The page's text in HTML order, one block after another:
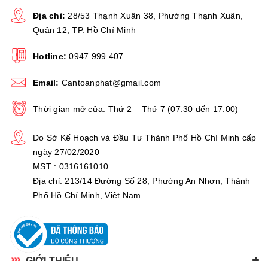
Địa chỉ: 28/53 Thạnh Xuân 38, Phường Thạnh Xuân,
Quận 12, TP. Hồ Chí Minh
Hotline: 0947.999.407
Email: Cantoanphat@gmail.com
Thời gian mở cửa: Thứ 2 – Thứ 7 (07:30 đến 17:00)
Do Sở Kế Hoạch và Đầu Tư Thành Phố Hồ Chí Minh cấp
ngày 27/02/2020
MST : 0316161010
Địa chỉ: 213/14 Đường Số 28, Phường An Nhơn, Thành
Phố Hồ Chí Minh, Việt Nam.